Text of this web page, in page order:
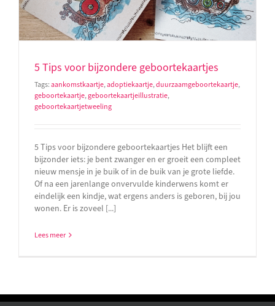
5 Tips voor bijzondere geboortekaartjes
Tags:aankomstkaartje,adoptiekaartje,duurzaamgeboortekaartje,
geboortekaartje,geboortekaartjeillustratie,
geboortekaartjetweeling
5 Tips voor bijzondere geboortekaartjes Het blijft een
bijzonder iets: je bent zwanger en er groeit een compleet
nieuw mensje in je buik of in de buik van je grote liefde.
Of na een jarenlange onvervulde kinderwens komt er
eindelijk een kindje, wat ergens anders is geboren, bij jou
wonen. Er is zoveel [...]
Lees meer